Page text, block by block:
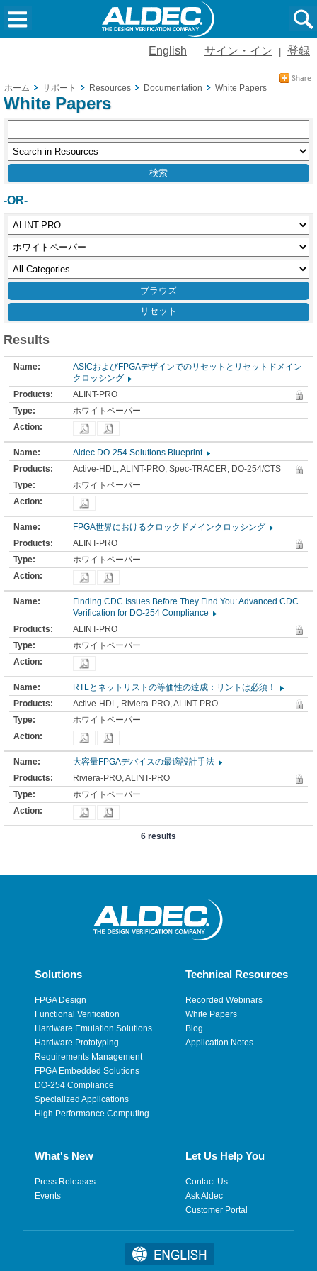
English サイン・イン 登録
ホーム サポート Resources Documentation White Papers
White Papers
-OR-
リセット
Results
ASICおよびFPGAデザインでのリセットとリセットドメイン
クロッシング
ALINT-PRO
ホワイトペーパー
Aldec DO-254 Solutions Blueprint
Active-HDL, ALINT-PRO, Spec-TRACER, DO-254/CTS
ホワイトペーパー
FPGA世界におけるクロックドメインクロッシング
ALINT-PRO
ホワイトペーパー
Finding CDC Issues Before They Find You: Advanced CDC
Verification for DO-254 Compliance
ALINT-PRO
ホワイトペーパー
RTLとネットリストの等価性の達成：リントは必須！
Active-HDL, Riviera-PRO, ALINT-PRO
ホワイトペーパー
大容量FPGAデバイスの最適設計手法
Riviera-PRO, ALINT-PRO
ホワイトペーパー
6 results
Solutions
FPGA Design
Functional Verification
Hardware Emulation Solutions
Hardware Prototyping
Requirements Management
FPGA Embedded Solutions
DO-254 Compliance
Specialized Applications
High Performance Computing
Technical Resources
Recorded Webinars
White Papers
Blog
Application Notes
What's New
Press Releases
Events
Let Us Help You
Contact Us
Ask Aldec
Customer Portal